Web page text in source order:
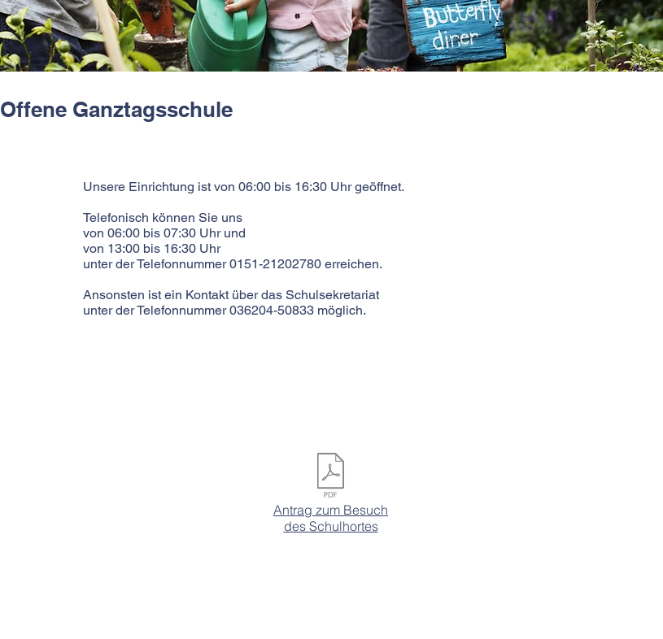
Offene Ganztagsschule
Unsere Einrichtung ist von 06:00 bis 16:30 Uhr geöffnet.
Telefonisch können Sie uns
von 06:00 bis 07:30 Uhr und
von 13:00 bis 16:30 Uhr
unter der Telefonnummer 0151-21202780 erreichen.
Ansonsten ist ein Kontakt über das Schulsekretariat
unter der Telefonnummer 036204-50833 möglich.
Antrag zum Besuch
des Schulhortes